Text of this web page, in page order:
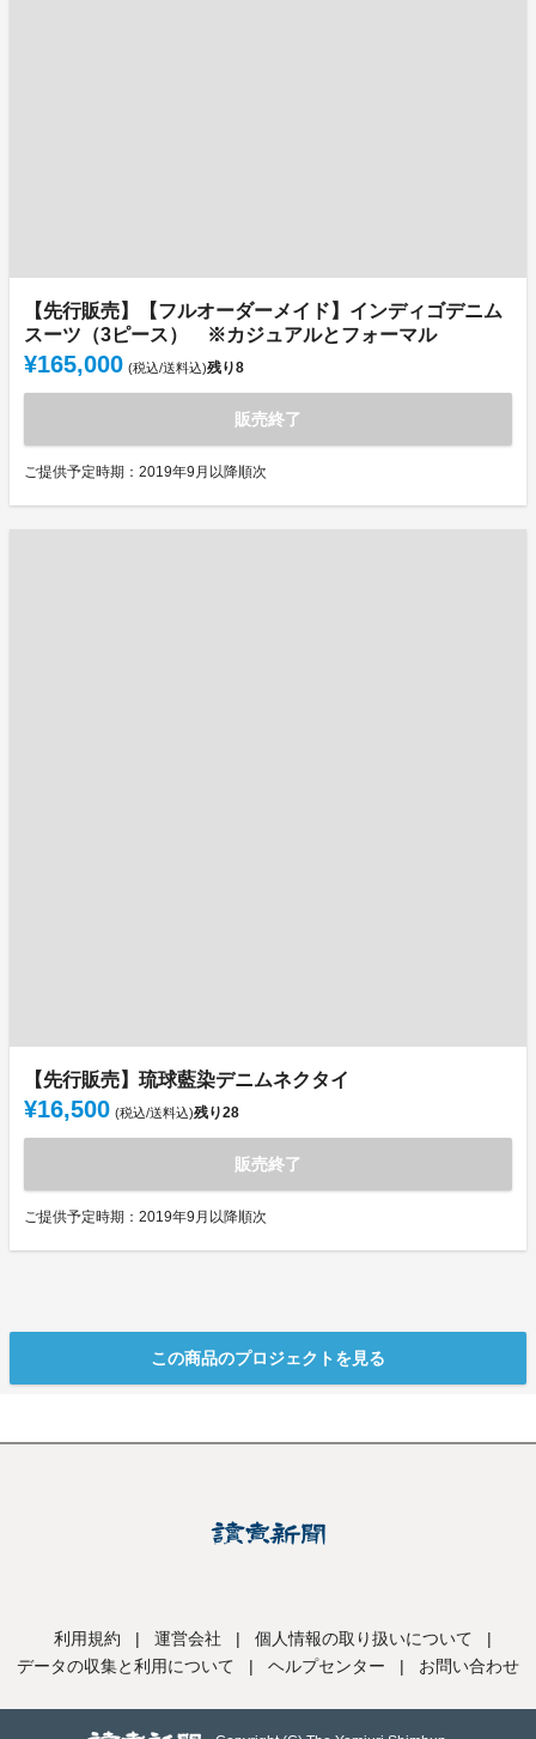
【先行販売】【フルオーダーメイド】インディゴデニム
スーツ（3ピース） ※カジュアルとフォーマル
¥165,000 (税込/送料込)残り8
販売終了
ご提供予定時期：2019年9月以降順次
【先行販売】琉球藍染デニムネクタイ
¥16,500 (税込/送料込)残り28
販売終了
ご提供予定時期：2019年9月以降順次
この商品のプロジェクトを見る
利用規約 | 運営会社 | 個人情報の取り扱いについて
|
データの収集と利用について
| ヘルプセンター | お問い合わせ